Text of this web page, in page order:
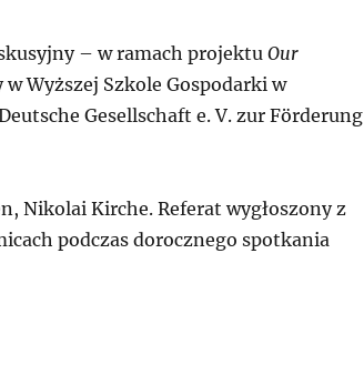
– w ramach projektuOur
Wyższej Szkole Gospodarki w
Gesellschaft e. V. zur Förderung
Nikolai Kirche. Referat wygłoszony z
podczas dorocznego spotkania